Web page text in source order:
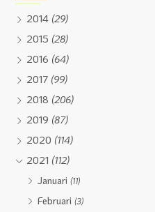
2014 (29)
2015 (28)
2016 (64)
2017 (99)
2018 (206)
2019 (87)
2020 (114)
2021 (112)
Januari(11)
Februari(3)